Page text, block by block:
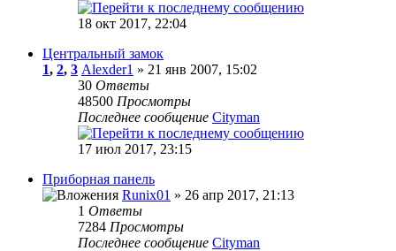
18 окт 2017, 22:04
Центральный замок
1, 2, 3 Alexder1 » 21 янв 2007, 15:02
30 Ответы
48500 Просмотры
Последнее сообщение Cityman
17 июл 2017, 23:15
Приборная панель
Runix01 » 26 апр 2017, 21:13
1 Ответы
7284 Просмотры
Последнее сообщение Cityman